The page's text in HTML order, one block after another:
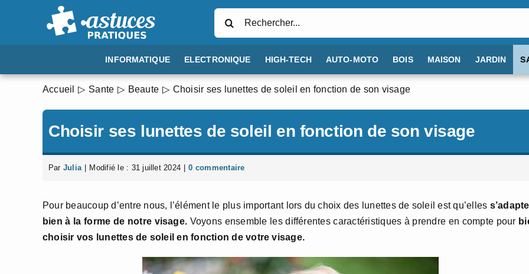
INFORMATIQUE ELECTRONIQUE HIGH-TECH AUTO-MOTO BOIS MAISON JARDIN
Accueil Sante Beaute Choisir ses lunettes de soleil en fonction de son visage
Choisir ses lunettes de soleil en fonction de son visage
Par Julia Modifié le : 31 juillet 2024 0 commentaire
Pour beaucoup d’entre nous, l’élément le plus important lors du choix des lunettes de soleil est qu’elles
bien à la forme de notre visage. Voyons ensemble les différentes caractéristiques à prendre en compte pour
choisir vos lunettes de soleil en fonction de votre visage.